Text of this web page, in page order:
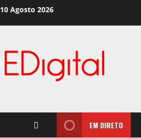
10 Agosto 2026
EM DIRETO